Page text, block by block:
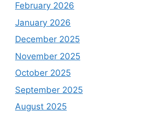
February 2026
January 2026
December 2025
November 2025
October 2025
September 2025
August 2025